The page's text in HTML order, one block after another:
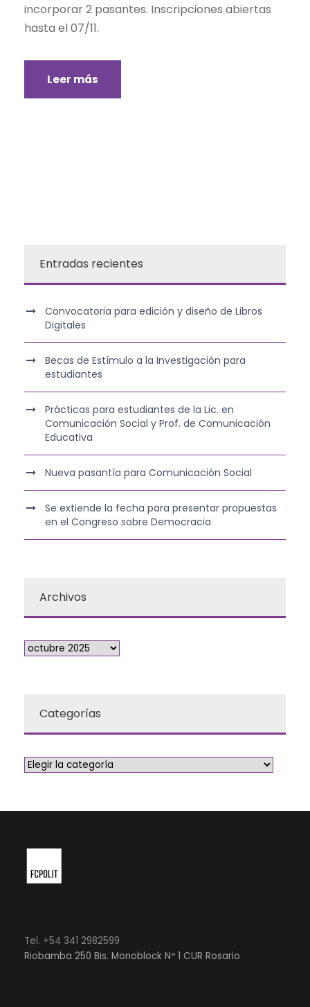
incorporar 2 pasantes. Inscripciones abiertas
hasta el 07/11.
Leer más
Entradas recientes
Convocatoria para edición y diseño de Libros
Digitales
Becas de Estímulo a la Investigación para
estudiantes
Prácticas para estudiantes de la Lic. en
Comunicación Social y Prof. de Comunicación
Educativa
Nueva pasantía para Comunicación Social
Se extiende la fecha para presentar propuestas
en el Congreso sobre Democracia
Archivos
Categorías
Tel. +54 341 2982599
Riobamba 250 Bis. Monoblock Nº 1 CUR Rosario